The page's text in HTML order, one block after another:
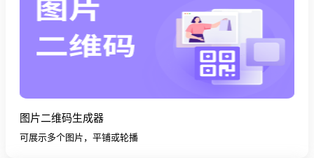
图片二维码生成器
可展示多个图片，平铺或轮播